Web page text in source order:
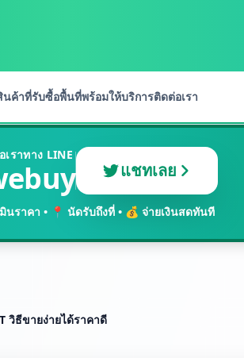
นค้าที่รับซื้อพื้นที่พร้อมให้บริการติดต่อเรา
ราทาง LINE
แชทเลย
นราคา • 📍 นัดรับถึงที่ • 💰 จ่ายเงินสดทันที
วิธีขายง่ายได้ราคาดี